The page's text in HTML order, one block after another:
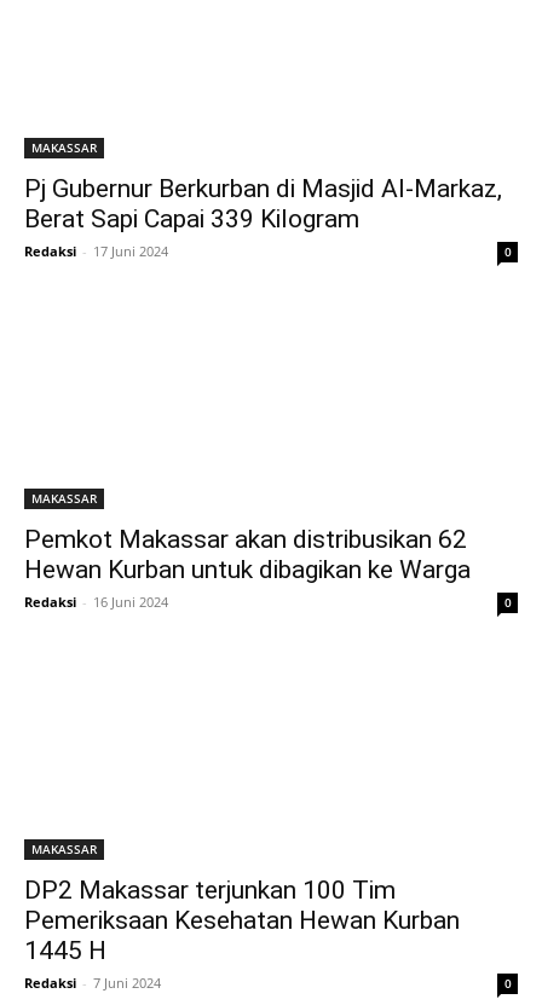
MAKASSAR
Pj Gubernur Berkurban di Masjid Al-Markaz,
Berat Sapi Capai 339 Kilogram
Redaksi - 17 Juni 2024 0
MAKASSAR
Pemkot Makassar akan distribusikan 62
Hewan Kurban untuk dibagikan ke Warga
Redaksi - 16 Juni 2024 0
MAKASSAR
DP2 Makassar terjunkan 100 Tim
Pemeriksaan Kesehatan Hewan Kurban
1445 H
Redaksi - 7 Juni 2024 0